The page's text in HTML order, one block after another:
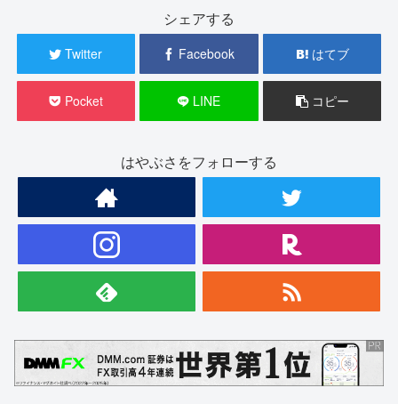
シェアする
Twitter Facebook はてブ
Pocket LINE コピー
はやぶさをフォローする